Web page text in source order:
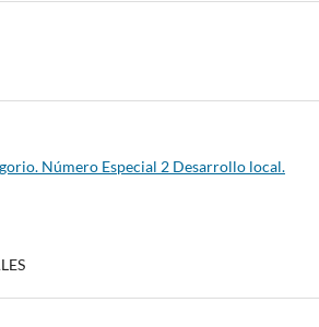
Número Especial 2 Desarrollo local.